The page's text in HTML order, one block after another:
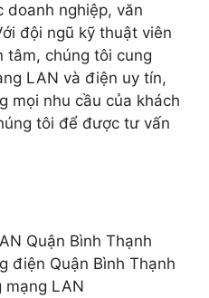
doanh nghiệp, văn
đội ngũ kỹ thuật viên
tâm, chúng tôi cung
LAN và điện uy tín,
mọi nhu cầu của khách
tôi để được tư vấn
Quận Bình Thạnh
điện Quận Bình Thạnh
mạng LAN